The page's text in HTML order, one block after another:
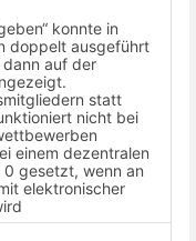
konnte in
doppelt ausgeführt
auf der
statt
nicht bei
einem dezentralen
gesetzt, wenn an
elektronischer